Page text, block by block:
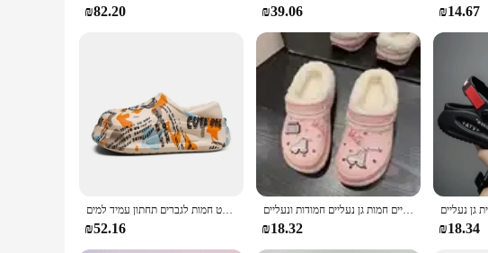
**Adaptive and Accommodating**
store or simply want to treat yourself to a set, our Zuecos naranja are
comfort and aesthetics. Embrace the blend of style and comfort with our
₪82.20 ₪39.06 ₪14.67
גברים נעלי כותנה חורפי נעלי חורף חמות נעלי ספורט חמות לגברים תחתון עמיד למים
₪52.16
חורף חתוכים נעלי גן נעליים חמות גן נעליים חמודות ונעליים
₪18.32 ₪18.34